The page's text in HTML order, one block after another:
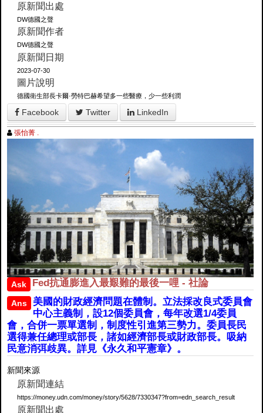
原新聞出處
DW德國之聲
原新聞作者
DW德國之聲
原新聞日期
2023-07-30
圖片說明
德國衛生部長卡爾·勞特巴赫希望多一些醫療，少一些利潤
Facebook Twitter LinkedIn
張怡菁 .
Ask Fed抗通膨進入最艱難的最後一哩 - 社論
Ans
美國的財政經濟問題在體制。立法採改良式委員會
中心主義制，設12個委員會，每年改選1/4委員
會，合併一票單選制，制度性引進第三勢力。委員長民
選得兼任總理或部長，諸如經濟部長或財政部長。吸納
民意消弭歧異。詳見《永久和平憲章》。
新聞來源
原新聞連結
https://money.udn.com/money/story/5628/7330347?from=edn_search_result
原新聞出處